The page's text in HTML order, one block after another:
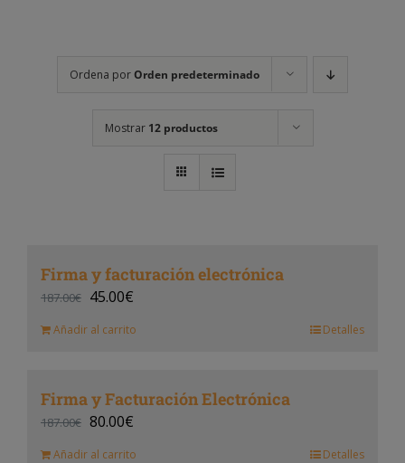
Ordena porOrden predeterminado
Mostrar 12 productos
Firma y facturación electrónica
187.00€ 45.00€
Añadir al carrito Detalles
Firma y Facturación Electrónica
187.00€ 80.00€
Añadir al carrito Detalles